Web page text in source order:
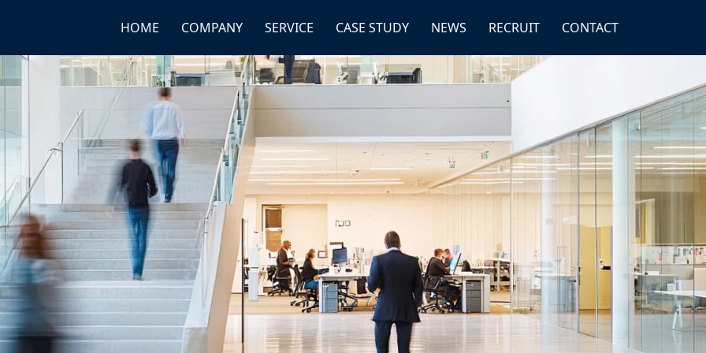
HOME COMPANY SERVICE CASE STUDY NEWS RECRUIT CONTACT